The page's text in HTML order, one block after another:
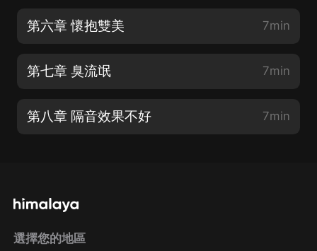
第六章 懷抱雙美 7min
第七章 臭流氓 7min
第八章 隔音效果不好 7min
選擇您的地區